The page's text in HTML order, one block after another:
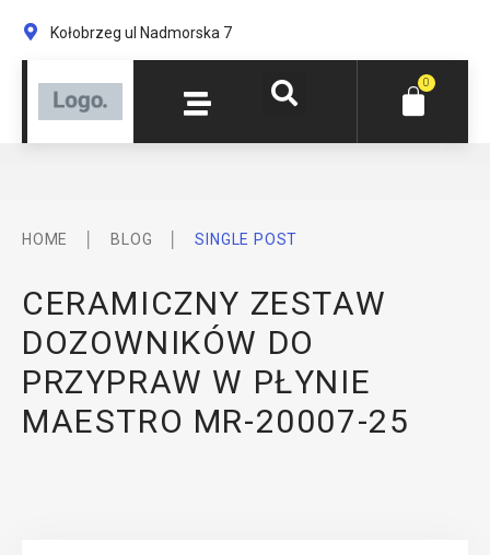
Kołobrzeg ul Nadmorska 7
0
HOME BLOG SINGLE POST
CERAMICZNY ZESTAW
DOZOWNIKÓW DO
PRZYPRAW W PŁYNIE
MAESTRO MR-20007-25